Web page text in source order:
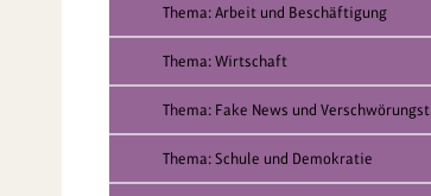
Thema: Arbeit und Beschäftigung
Thema: Wirtschaft
Thema: Fake News und
Thema: Schule und Demokratie